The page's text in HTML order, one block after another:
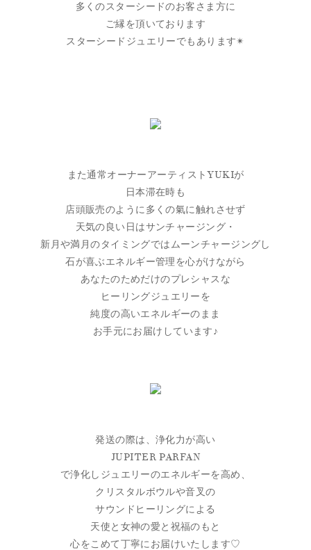
多くのスターシードのお客さま方に
ご縁を頂いております
スターシードジュエリーでもあります✴︎
また通常オーナーアーティストYUKIが
日本滞在時も
店頭販売のように多くの氣に触れさせず
天気の良い日はサンチャージング・
新月や満月のタイミングではムーンチャージングし
石が喜ぶエネルギー管理を心がけながら
あなたのためだけのプレシャスな
ヒーリングジュエリーを
純度の高いエネルギーのまま
お手元にお届けしています♪
発送の際は、浄化力が高い
JUPITER PARFAN
で浄化しジュエリーのエネルギーを高め、
クリスタルボウルや音叉の
サウンドヒーリングによる
天使と女神の愛と祝福のもと
心をこめて丁寧にお届けいたします♡